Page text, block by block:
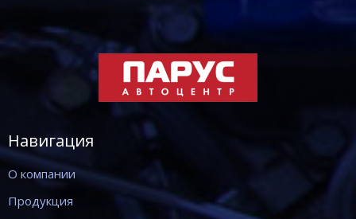
Навигация
О компании
Продукция